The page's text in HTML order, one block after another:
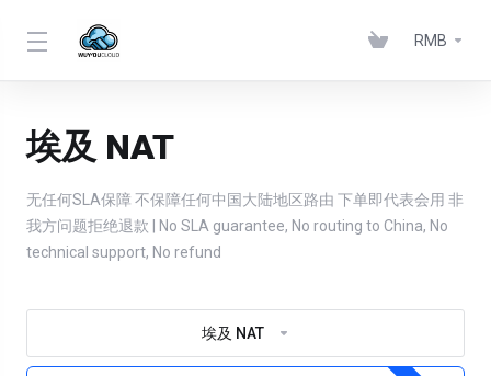
RMB
埃及 NAT
无任何SLA保障 不保障任何中国大陆地区路由 下单即代表会用 非
我方问题拒绝退款 | No SLA guarantee, No routing to China, No
technical support, No refund
埃及 NAT